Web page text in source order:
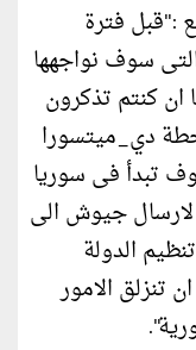
:"قبل فترة
سوف نواجهها
ان كنتم تذكرون
دي_ميتسورا
تبدأ فى سوريا
لارسال جيوش الى
الدولة
تنزلق الامور